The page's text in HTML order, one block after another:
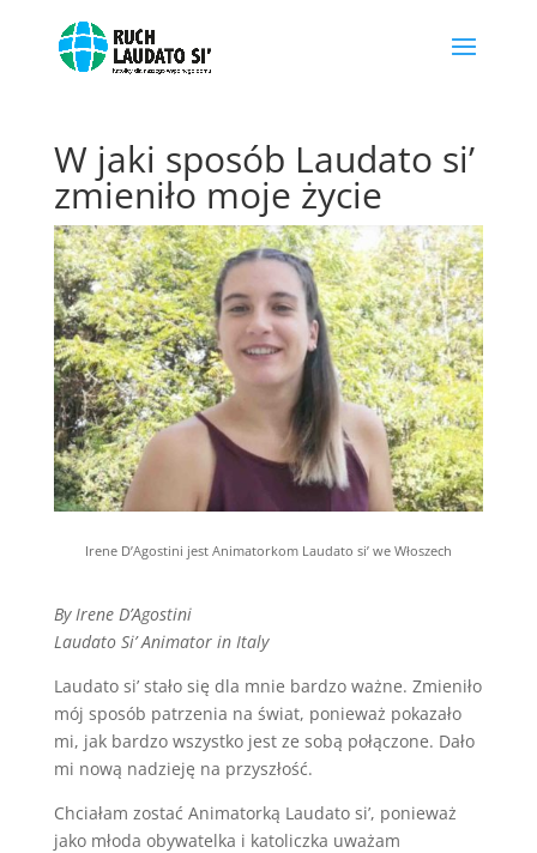
W jaki sposób Laudato si’
zmieniło moje życie
Irene D’Agostini jest Animatorkom Laudato si’ we Włoszech
By Irene D’Agostini
Laudato Si’ Animator in Italy
Laudato si’ stało się dla mnie bardzo ważne. Zmieniło
mój sposób patrzenia na świat, ponieważ pokazało
mi, jak bardzo wszystko jest ze sobą połączone. Dało
mi nową nadzieję na przyszłość.
Chciałam zostać Animatorką Laudato si’, ponieważ
jako młoda obywatelka i katoliczka uważam